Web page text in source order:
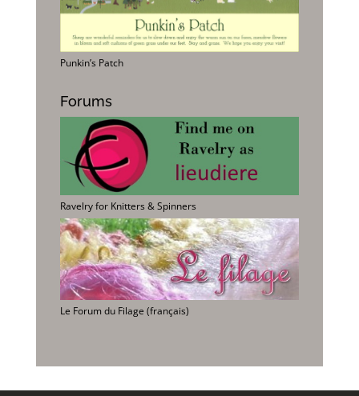
Punkin’s Patch
Forums
Ravelry for Knitters & Spinners
Le Forum du Filage (français)